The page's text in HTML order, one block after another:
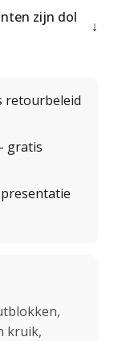
zijn dol
retourbeleid
- gratis
kruik,